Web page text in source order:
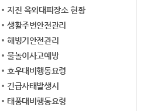
지진 옥외대피장소 현황
생활주변안전관리
해빙기안전관리
물놀이사고예방
호우대비행동요령
긴급사태발생시
태풍대비행동요령